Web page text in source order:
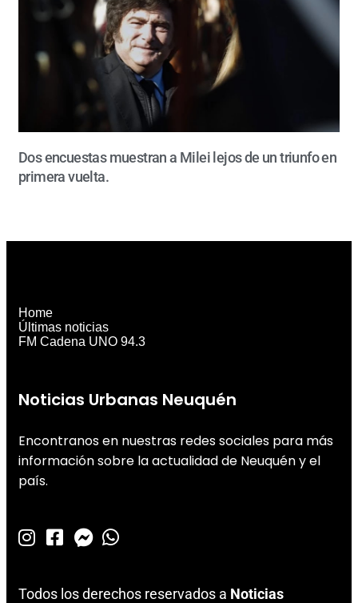
Dos encuestas muestran a Milei lejos de un triunfo en
primera vuelta.
Noticias Urbanas Neuquén
Encontranos en nuestras redes sociales para más
información sobre la actualidad de Neuquén y el
país.
Todos los derechos reservados a Noticias
Home
Últimas noticias
FM Cadena UNO 94.3